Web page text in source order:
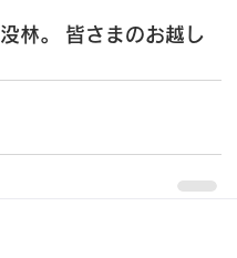
林。 皆さまのお越し